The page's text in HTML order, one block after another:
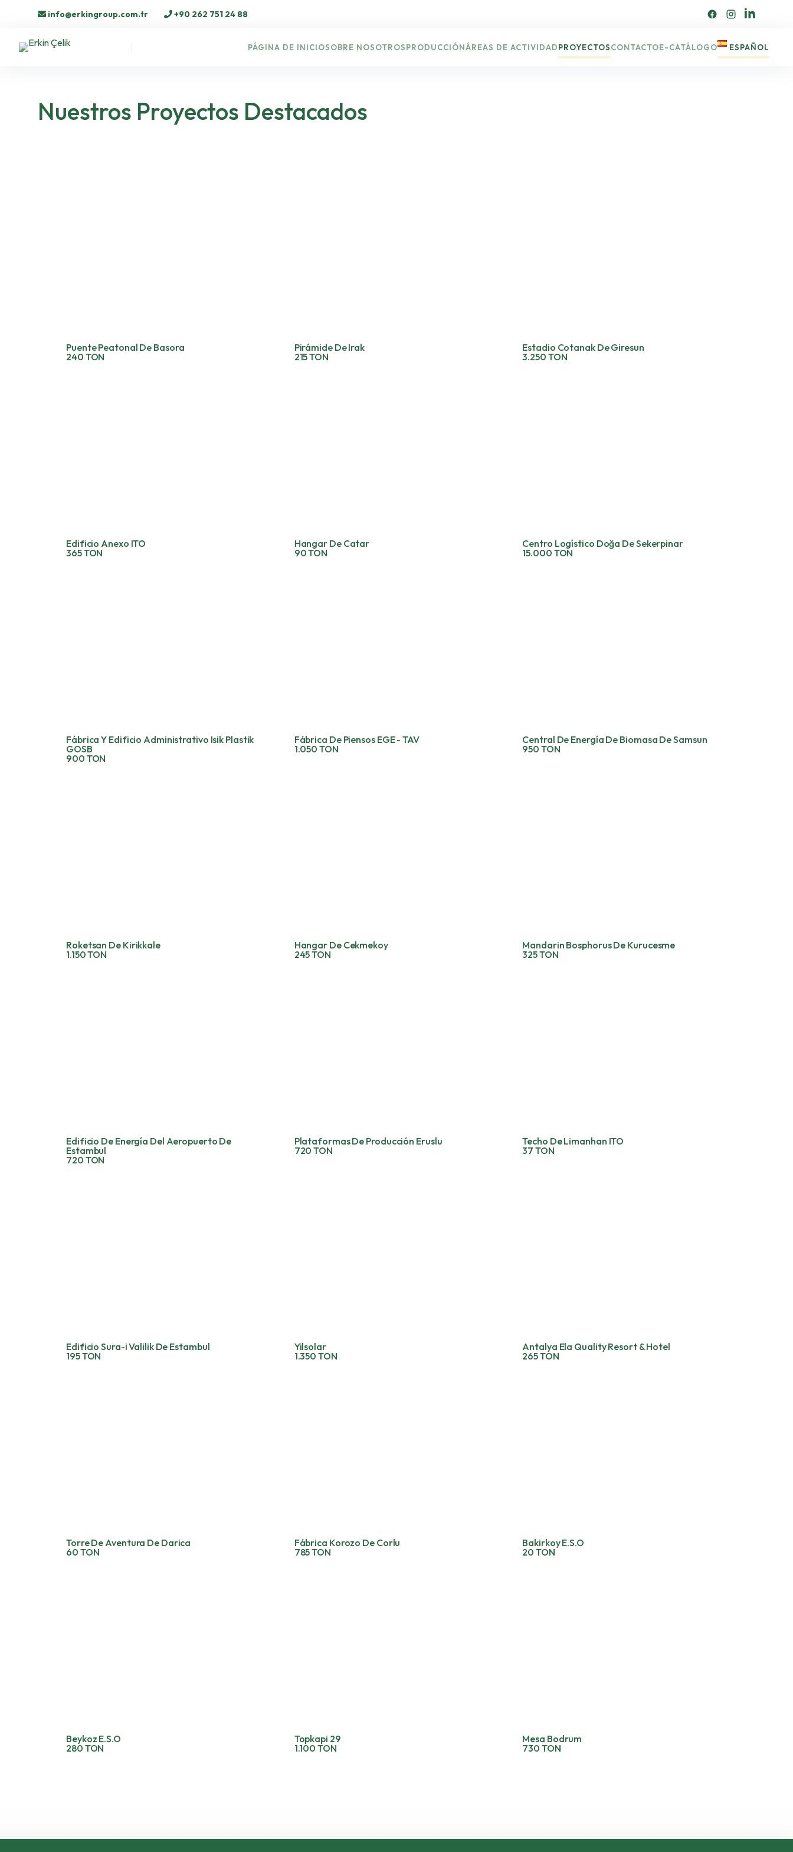
info@erkingroup.com.tr +90 262 751 24 88
PÁGINA DE INICIOSOBRE NOSOTROSPRODUCCIÓNÁREAS DE ACTIVIDADPROYECTOSCONTACTOE-CATÁLOGO ESPAÑOL
Nuestros Proyectos Destacados
Puente Peatonal De Basora
240 TON
Pirámide De Irak
215 TON
Estadio Cotanak De Giresun
3.250 TON
Edificio Anexo ITO
365 TON
Hangar De Catar
90 TON
Centro Logístico Doğa De Sekerpinar
15.000 TON
Fábrica Y Edificio Administrativo Isik Plastik
GOSB
900 TON
Fábrica De Piensos EGE - TAV
1.050 TON
Central De Energía De Biomasa De Samsun
950 TON
Roketsan De Kirikkale
1.150 TON
Hangar De Cekmekoy
245 TON
Mandarin Bosphorus De Kurucesme
325 TON
Edificio De Energía Del Aeropuerto De
Estambul
720 TON
Plataformas De Producción Eruslu
720 TON
Techo De Limanhan ITO
37 TON
Edificio Sura-i Valilik De Estambul
195 TON
Yilsolar
1.350 TON
Antalya Ela Quality Resort & Hotel
265 TON
Torre De Aventura De Darica
60 TON
Fábrica Korozo De Corlu
785 TON
Bakirkoy E.S.O
20 TON
Beykoz E.S.O
280 TON
Topkapi 29
1.100 TON
Mesa Bodrum
730 TON